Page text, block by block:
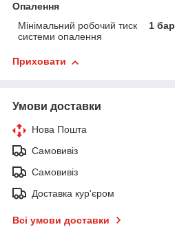
Опалення
Мінімальний робочий тиск
системи опалення
1 бар
Приховати
Умови доставки
Нова Пошта
Самовивіз
Самовивіз
Доставка кур'єром
Всі умови доставки